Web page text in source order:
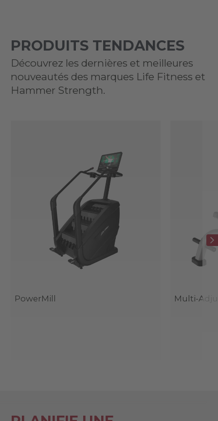
PRODUITS TENDANCES
Découvrez les dernières et meilleures
nouveautés des marques Life Fitness et
Hammer Strength.
PowerMill Multi-